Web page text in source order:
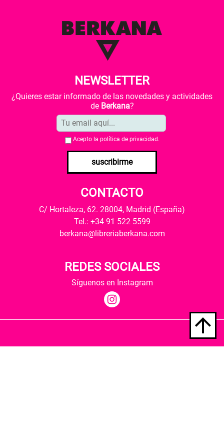
NEWSLETTER
¿Quieres estar informado de las novedades y actividades
de Berkana?
Acepto la política de privacidad .
suscribirme
CONTACTO
C/ Hortaleza, 62. 28004, Madrid (España)
Tel.: +34 91 522 5599
berkana@libreriaberkana.com
REDES SOCIALES
Síguenos en Instagram